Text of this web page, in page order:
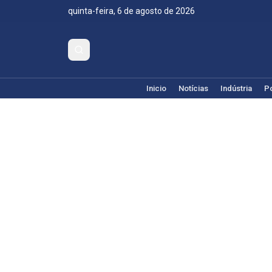
quinta-feira, 6 de agosto de 2026
Inicio Notícias Indústria